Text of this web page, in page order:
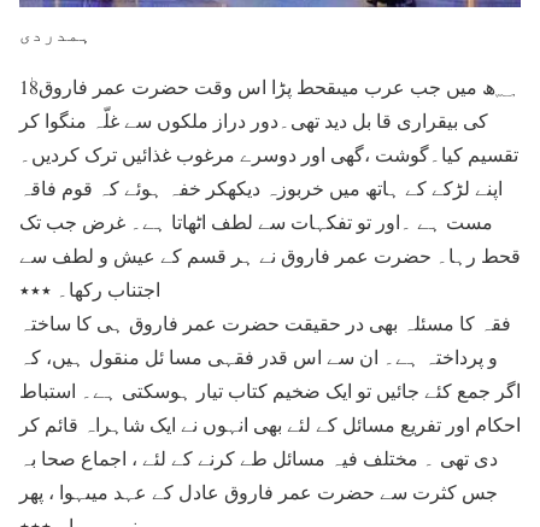
ہمدردی
18ٰ؁ھ میں جب عرب میںقحط پڑا اس وقت حضرت عمر فاروق
کی بیقراری قا بل دید تھی۔دور دراز ملکوں سے غلّہ منگوا کر
تقسیم کیا۔گوشت ،گھی اور دوسرے مرغوب غذائیں ترک کردیں۔
اپنے لڑکے کے ہاتھ میں خربوزہ دیکھکر خفہ ہوئے کہ قوم فاقہ
مست ہے ۔اور تو تفکہات سے لطف اٹھاتا ہے۔ غرض جب تک
قحط رہا۔ حضرت عمر فاروق نے ہر قسم کے عیش و لطف سے
اجتناب رکھا۔ ٭٭٭
فقہ کا مسئلہ بھی در حقیقت حضرت عمر فاروق ہی کا ساختہ
و پرداختہ ہے۔ ان سے اس قدر فقہی مسا ئل منقول ہیں، کہ
اگر جمع کئے جائیں تو ایک ضخیم کتاب تیار ہوسکتی ہے۔ استباط
احکام اور تفریع مسائل کے لئے بھی انہوں نے ایک شاہراہ قائم کر
دی تھی ۔ مختلف فیہ مسائل طے کرنے کے لئے ، اجماع صحا بہ
جس کثرت سے حضرت عمر فاروق عادل کے عہد میںہوا ، پھر